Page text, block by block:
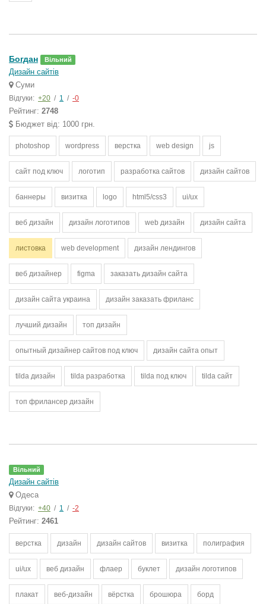
Богдан Вільний
Дизайн сайтів
Суми
Відгуки: +20 / 1 / -0
Рейтинг: 2748
Бюджет від: 1000 грн.
photoshop wordpress верстка web design js
сайт под ключ логотип разработка сайтов дизайн сайтов
баннеры визитка logo html5/css3 ui/ux
веб дизайн дизайн логотипов web дизайн дизайн сайта
листовка web development дизайн лендингов
веб дизайнер figma заказать дизайн сайта
дизайн сайта украина дизайн заказать фриланс
лучший дизайн топ дизайн
опытный дизайнер сайтов под ключ дизайн сайта опыт
tilda дизайн tilda разработка tilda под ключ tilda сайт
топ фрилансер дизайн
Вільний
Дизайн сайтів
Одеса
Відгуки: +40 / 1 / -2
Рейтинг: 2461
верстка дизайн дизайн сайтов визитка полиграфия
ui/ux веб дизайн флаер буклет дизайн логотипов
плакат веб-дизайн вёрстка брошюра борд